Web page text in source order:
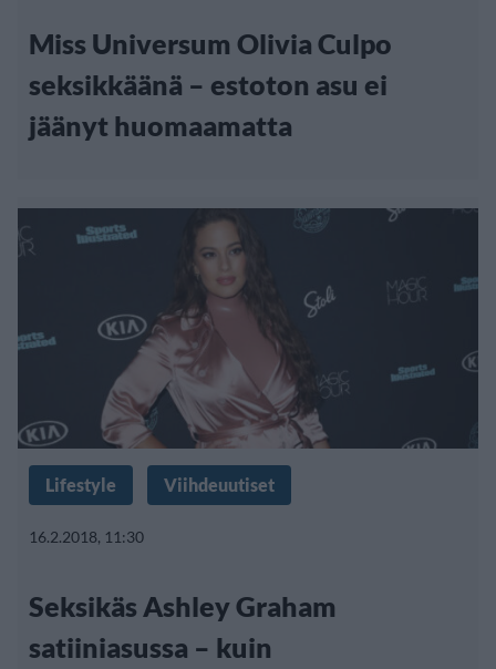
Miss Universum Olivia Culpo
seksikkäänä – estoton asu ei
jäänyt huomaamatta
Lifestyle Viihdeuutiset
16.2.2018, 11:30
Seksikäs Ashley Graham
satiiniasussa – kuin